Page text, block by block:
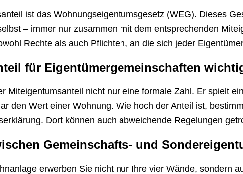
ist das Wohnungseigentumsgesetz (WEG). Dieses
– immer nur zusammen mit dem entsprechenden
Rechte als auch Pflichten, an die sich jeder
für Eigentümergemeinschaften
Miteigentumsanteil nicht nur eine formale Zahl. Er spielt
den Wert einer Wohnung. Wie hoch der Anteil ist,
Dort können auch abweichende Regelungen
Gemeinschafts- und
erwerben Sie nicht nur Ihre vier Wände, sondern